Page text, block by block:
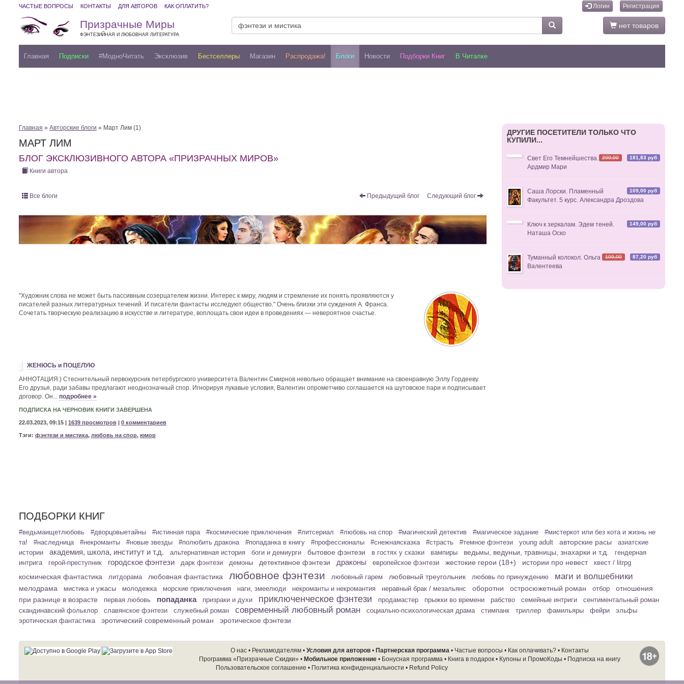
ЧАСТЫЕ ВОПРОСЫ КОНТАКТЫ ДЛЯ АВТОРОВ КАК ОПЛАТИТЬ? Логин Регистрация
Призрачные Миры
ФЭНТЕЗИЙНАЯ И ЛЮБОВНАЯ ЛИТЕРАТУРА
нет товаров
Главная Подписки #МодноЧитать Эксклюзив Бестселлеры Магазин Распродажа! Блоги Новости Подборки Книг В Читалке
Главная » Авторские блоги » Март Лим (1)
МАРТ ЛИМ
БЛОГ ЭКСКЛЮЗИВНОГО АВТОРА «ПРИЗРАЧНЫХ МИРОВ»
Книги автора
Предыдущий блог Следующий блог
Все блоги
"Художник слова не может быть пассивным созерцателем жизни. Интерес к миру, людям и стремление их понять проявляются у
писателей разных литературных течений. И писатели фантасты исследуют общество." Очень близки эти суждения А. Франса.
Сочетать творческую реализацию в искусстве и литературе, воплощать свои идеи в проведениях — невероятное счастье.
ЖЕНЮСЬ и ПОЦЕЛУЮ
АННОТАЦИЯ:) Стеснительный первокурсник петербургского университета Валентин Смирнов невольно обращает внимание на своенравную Эллу Гордееву.
Его друзья, ради забавы предлагают неоднозначный спор. Игнорируя лукавые условия, Валентин опрометчиво соглашается на шутовское пари и подписывает
договор. Он... подробнее »
ПОДПИСКА НА ЧЕРНОВИК КНИГИ ЗАВЕРШЕНА
22.03.2023, 09:15 | 1639 просмотров | 0 комментариев
Тэги: фэнтези и мистика, любовь на спор, юмор
ДРУГИЕ ПОСЕТИТЕЛИ ТОЛЬКО ЧТО
КУПИЛИ...
181,83 руб
209,00
Свет Его Темнейшества.
Ардмир Мари
109,00 руб
Саша Лорски. Пламенный
Факультет. 5 курс. Александра Дроздова
149,00 руб
Ключ к зеркалам. Эдем теней.
Наташа Оско
87,20 руб
109,00
Туманный колокол. Ольга
Валентеева
ПОДБОРКИ КНИГ
#ведьмаищетлюбовь #дворцовыетайны #истинная пара #космические приключения #литсериал #любовь на спор #магический детектив #магическое задание
#мистеркот или без кота и жизнь не
та!
#наследница #некроманты #новые звезды #полюбить дракона #попаданка в книгу #профессионалы #снежнаясказка #страсть #темное фэнтези young adult авторские расы
азиатские
истории
академия, школа, институт и т.д. альтернативная история боги и демиурги бытовое фэнтези в гостях у сказки вампиры ведьмы, ведуньи, травницы, знахарки и т.д.
гендерная
интрига
герой-преступник городское фэнтези дарк фэнтези демоны детективное фэнтези драконы европейское фэнтези жестокие герои (18+) истории про невест квест / litrpg
космическая фантастика литдорама любовная фантастика любовное фэнтези любовный гарем любовный треугольник любовь по принуждению маги и волшебники
мелодрама мистика и ужасы молодежка морские приключения наги, змеелюди некроманты и некромантия неравный брак / мезальянс оборотни остросюжетный роман отбор
отношения
при разнице в возрасте
первая любовь попаданка призраки и духи приключенческое фэнтези продамастер прыжки во времени рабство семейные интриги
сентиментальный роман
скандинавский фольклор
славянское фэнтези служебный роман современный любовный роман социально-психологическая драма стимпанк триллер фамильяры фейри
эльфы
эротическая фантастика
эротический современный роман эротическое фэнтези
О нас • Рекламодателям • Условия для авторов • Партнерская программа • Частые вопросы • Как оплачивать? • Контакты
Программа «Призрачные Скидки» • Мобильное приложение • Бонусная программа • Книга в подарок • Купоны и ПромоКоды • Подписка на книгу
Пользовательское соглашение • Политика конфиденциальности • Refund Policy